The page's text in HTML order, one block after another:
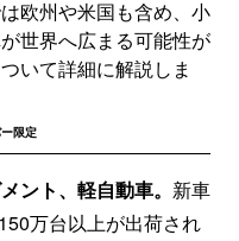
欧州や米国も含め、小
世界へ広まる可能性が
いて詳細に解説しま
限定
ント、軽自動車。 新車
万台以上が出荷され